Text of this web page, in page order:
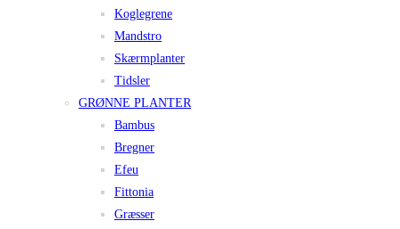
Koglegrene
Mandstro
Skærmplanter
Tidsler
GRØNNE PLANTER
Bambus
Bregner
Efeu
Fittonia
Græsser